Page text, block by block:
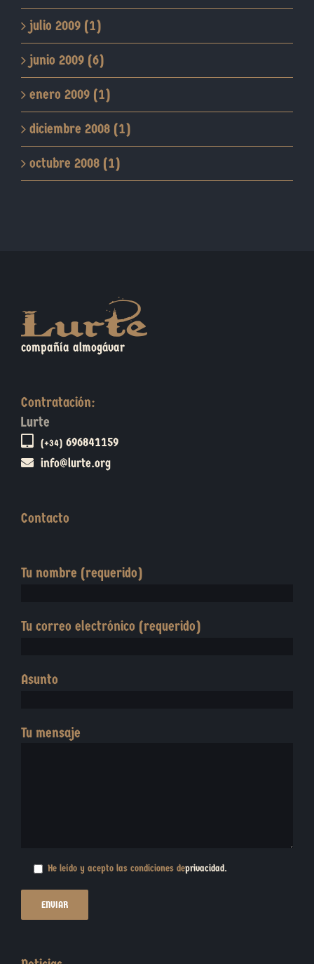
julio 2009 (1)
junio 2009 (6)
enero 2009 (1)
diciembre 2008 (1)
octubre 2008 (1)
compañía almogávar
Contratación:
Lurte
(+34) 696841159
info@lurte.org
Contacto
Tu nombre (requerido)
Tu correo electrónico (requerido)
Asunto
Tu mensaje
He leído y acepto las condiciones deprivacidad.